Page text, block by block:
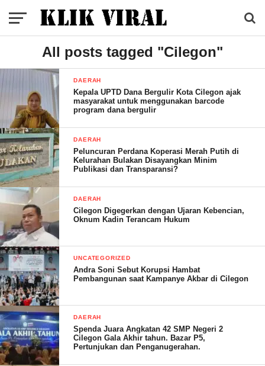
All posts tagged "Cilegon"
DAERAH
Kepala UPTD Dana Bergulir Kota Cilegon ajak
masyarakat untuk menggunakan barcode
program dana bergulir
DAERAH
Peluncuran Perdana Koperasi Merah Putih di
Kelurahan Bulakan Disayangkan Minim
Publikasi dan Transparansi?
DAERAH
Cilegon Digegerkan dengan Ujaran Kebencian,
Oknum Kadin Terancam Hukum
UNCATEGORIZED
Andra Soni Sebut Korupsi Hambat
Pembangunan saat Kampanye Akbar di Cilegon
DAERAH
Spenda Juara Angkatan 42 SMP Negeri 2
Cilegon Gala Akhir tahun. Bazar P5,
Pertunjukan dan Penganugerahan.